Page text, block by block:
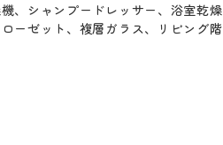
、シャンプードレッサー、浴室乾燥
ーゼット、複層ガラス、リビング階